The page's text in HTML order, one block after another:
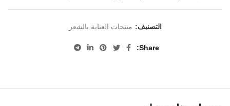
التصنيف: منتجات العناية بالشعر
Share